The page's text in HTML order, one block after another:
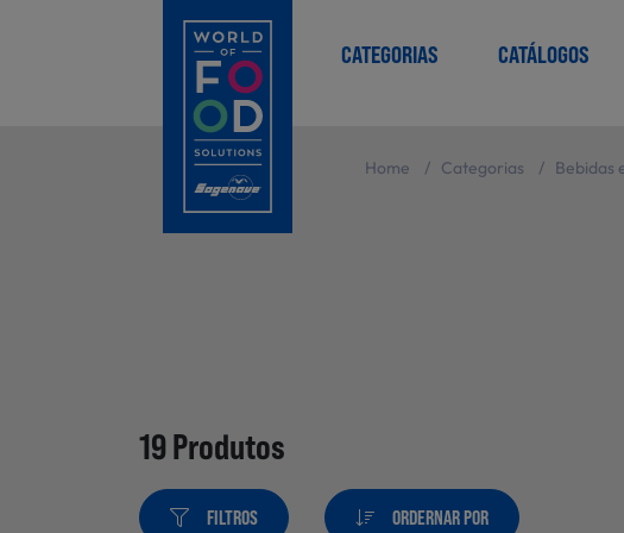
CATEGORIAS CATÁLOGOS
Home / Categorias / Bebidas
19 Produtos
FILTROS ORDERNAR POR